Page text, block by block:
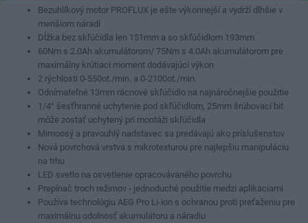
Bezuhlíkový motor PROFLUX je ešte výkonnejší a vydrží dlhšie v
menšiom náradí
Dĺžka bez skľúčidla len 151mm a so skľúčidlom 193mm
60Nm s 2.0Ah akumulátorom/ 75Nm s 4.0Ah akumulátorom pre
maximálny krútiaci moment dodávajúci výkon
2 rýchlosti 0-550ot./min. a 0-2100ot./min.
Odnímateľné 13mm rácnové skľúčidlo na najnáročnejšie použitie
1/4° šesťhranné uchytenie pod skľúčidlom, 25mm šrúbovací bit
môže zostať uchytený pri montáži skľúčidla
Mimoosý a pravouhlý nadstavec sa predávajú ako príslušenstov
Nová povrchová vrstva s mikrotexturou pre najlepšiu manipuláciu
na trhu
LED svetlo na osvetlenie opracovávaného povrchu
Prepínač troch režimov - jednoduché použitie medzi aplikaciami
Používa technológiu AEG Pro Li-ion s ochranou proti preťaženiu pre
maximálnu odolnosť akumulátoru a náradiu